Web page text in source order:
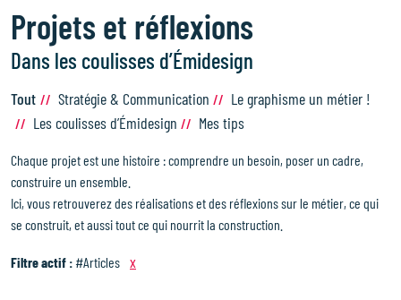
Projets et réflexions
Dans les coulisses d’Émidesign
Tout Stratégie & Communication
Le graphisme un métier !
Les coulisses d’Émidesign
Mes tips
Chaque projet est une histoire : comprendre un besoin, poser un cadre,
construire un ensemble.
Ici, vous retrouverez des réalisations et des réflexions sur le métier, ce qui
se construit, et aussi tout ce qui nourrit la construction.
Filtre actif : #Articles x